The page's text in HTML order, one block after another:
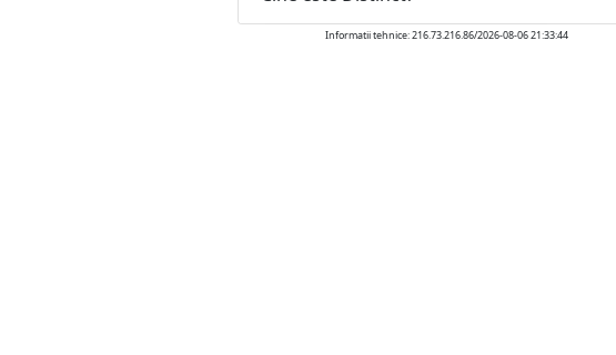
Informatii tehnice: 216.73.216.86/2026-08-06 21:33:44